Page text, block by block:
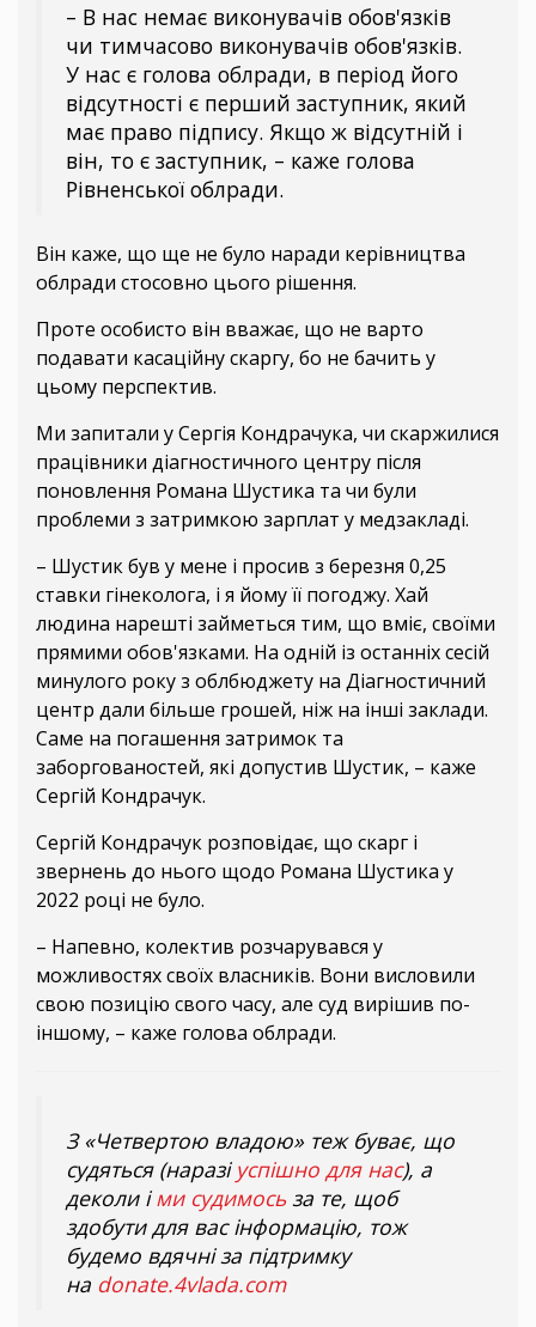
– В нас немає виконувачів обов'язків
чи тимчасово виконувачів обов'язків.
У нас є голова облради, в період його
відсутності є перший заступник, який
має право підпису. Якщо ж відсутній і
він, то є заступник, – каже голова
Рівненської облради.
Він каже, що ще не було наради керівництва
облради стосовно цього рішення.
Проте особисто він вважає, що не варто
подавати касаційну скаргу, бо не бачить у
цьому перспектив.
Ми запитали у Сергія Кондрачука, чи скаржилися
працівники діагностичного центру після
поновлення Романа Шустика та чи були
проблеми з затримкою зарплат у медзакладі.
– Шустик був у мене і просив з березня 0,25
ставки гінеколога, і я йому її погоджу. Хай
людина нарешті займеться тим, що вміє, своїми
прямими обов'язками. На одній із останніх сесій
минулого року з облбюджету на Діагностичний
центр дали більше грошей, ніж на інші заклади.
Саме на погашення затримок та
заборгованостей, які допустив Шустик, – каже
Сергій Кондрачук.
Сергій Кондрачук розповідає, що скарг і
звернень до нього щодо Романа Шустика у
2022 році не було.
– Напевно, колектив розчарувався у
можливостях своїх власників. Вони висловили
свою позицію свого часу, але суд вирішив по-
іншому, – каже голова облради.
З «Четвертою владою» теж буває, що
судяться (наразі успішно для нас), а
деколи іми судимосьза те, щоб
здобути для вас інформацію, тож
будемо вдячні за підтримку
на donate.4vlada.com